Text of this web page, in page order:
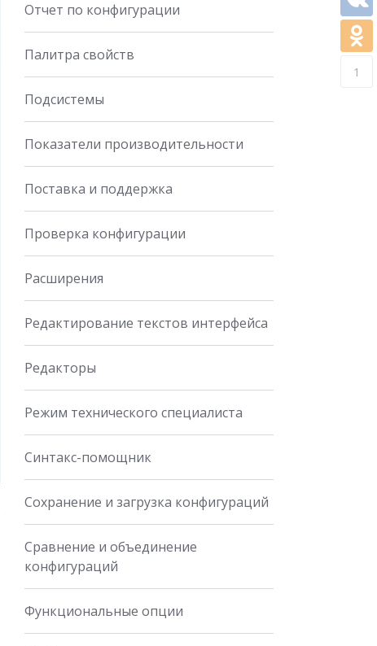
1
Отчет по конфигурации
Палитра свойств
Подсистемы
Показатели производительности
Поставка и поддержка
Проверка конфигурации
Расширения
Редактирование текстов интерфейса
Редакторы
Режим технического специалиста
Синтакс-помощник
Сохранение и загрузка конфигураций
Сравнение и объединение
конфигураций
Функциональные опции